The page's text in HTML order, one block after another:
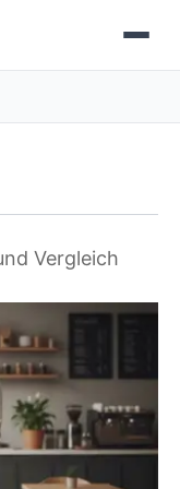
Vergleich